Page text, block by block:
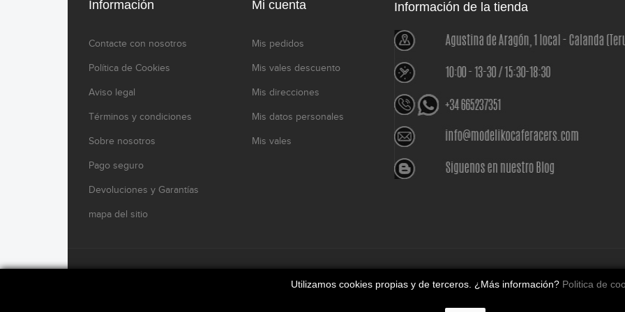
Información
Contacte con nosotros
Política de Cookies
Aviso legal
Términos y condiciones
Sobre nosotros
Pago seguro
Devoluciones y Garantías
mapa del sitio
Mi cuenta
Mis pedidos
Mis vales descuento
Mis direcciones
Mis datos personales
Mis vales
Información de la tienda
Utilizamos cookies propias y de terceros. ¿Más información? Politica de